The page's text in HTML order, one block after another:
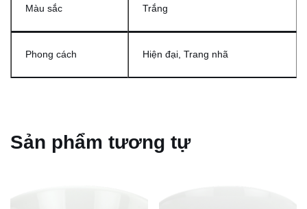
Màu sắc Trắng
Phong cách Hiện đại, Trang nhã
Sản phẩm tương tự